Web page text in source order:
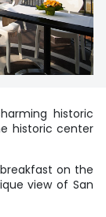
historic
historic center
on the
view of San